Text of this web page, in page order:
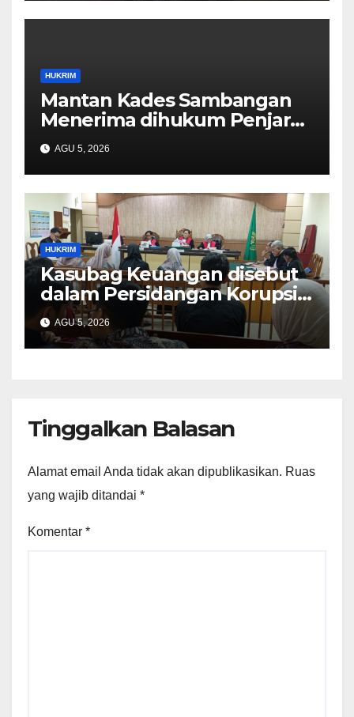
Perkara Dugaan TPPU yang
Melibatkan Tersangka FA
HUKRIM
Mantan Kades Sambangan
Menerima dihukum Penjara 1
tahun 4 Bulan
AGU 5, 2026
HUKRIM
Kasubag Keuangan disebut
dalam Persidangan Korupsi
Dana BOK
AGU 5, 2026
Tinggalkan Balasan
Alamat email Anda tidak akan dipublikasikan. Ruas
yang wajib ditandai *
Komentar *